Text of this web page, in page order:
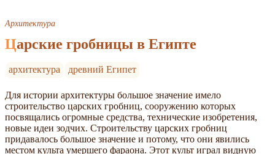
Архитектура
Царские гробницы в Египте
архитектура древний Египет
Для истории архитектуры большое значение имело
строительство царских гробниц, сооружению которых
посвящались огромные средства, технические изобретения,
новые идеи зодчих. Строительству царских гробниц
придавалось большое значение и потому, что они явились
местом культа умершего фараона. Этот культ играл видную